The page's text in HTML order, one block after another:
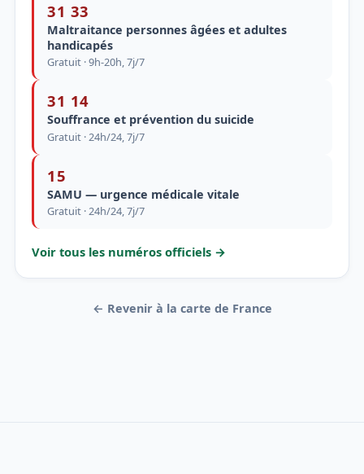
31 33
Maltraitance personnes âgées et adultes
handicapés
Gratuit · 9h-20h, 7j/7
31 14
Souffrance et prévention du suicide
Gratuit · 24h/24, 7j/7
15
SAMU — urgence médicale vitale
Gratuit · 24h/24, 7j/7
Voir tous les numéros officiels →
← Revenir à la carte de France